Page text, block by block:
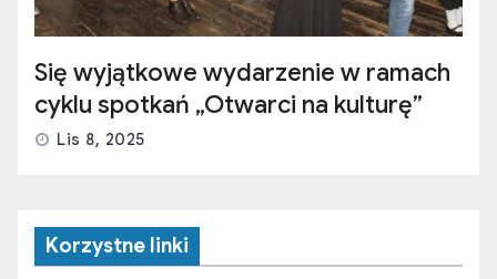
Się wyjątkowe wydarzenie w ramach
cyklu spotkań „Otwarci na kulturę”
Lis 8, 2025
Korzystne linki